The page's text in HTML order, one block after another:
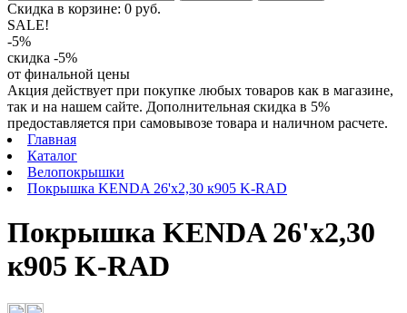
Скидка в корзине: 0 руб.
SALE!
-5%
скидка -5%
от финальной цены
Акция действует при покупке любых товаров как в магазине,
так и на нашем сайте. Дополнительная скидка в 5%
предоставляется при самовывозе товара и наличном расчете.
Главная
Каталог
Велопокрышки
Покрышка KENDA 26'х2,30 к905 K-RAD
Покрышка KENDA 26'х2,30
к905 K-RAD